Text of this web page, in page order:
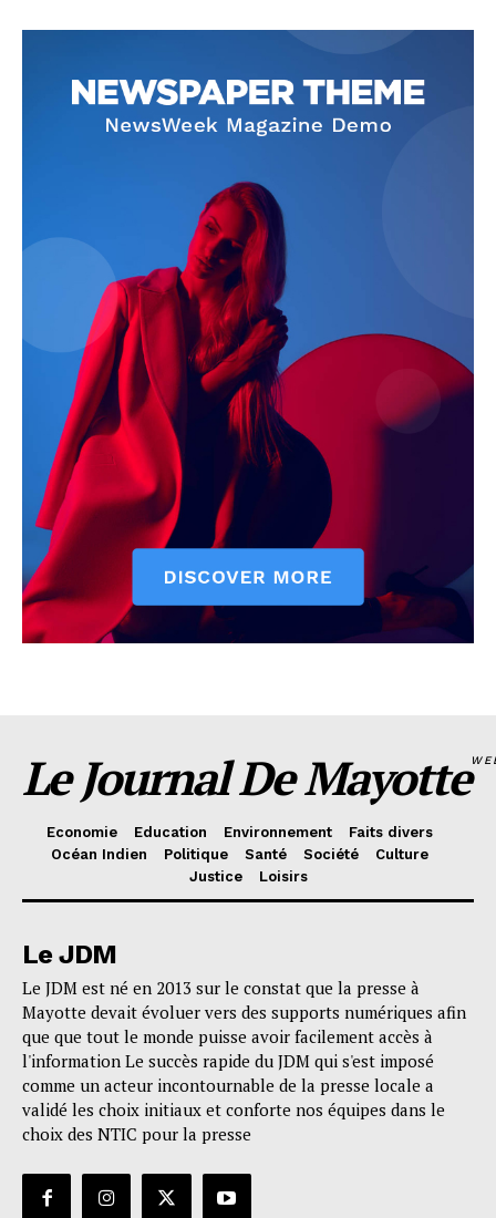
Le Journal De Mayotte
Economie Education Environnement
Faits divers
Océan Indien
Politique Santé Société
Culture
Justice
Loisirs
Le JDM
Le JDM est né en 2013 sur le constat que la presse à
Mayotte devait évoluer vers des supports numériques afin
que que tout le monde puisse avoir facilement accès à
l'information Le succès rapide du JDM qui s'est imposé
comme un acteur incontournable de la presse locale a
validé les choix initiaux et conforte nos équipes dans le
choix des NTIC pour la presse